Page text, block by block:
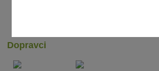
Dopravci